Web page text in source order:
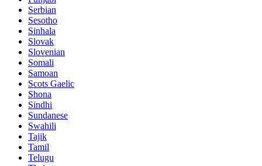
Serbian
Sesotho
Sinhala
Slovak
Slovenian
Somali
Samoan
Scots Gaelic
Shona
Sindhi
Sundanese
Swahili
Tajik
Tamil
Telugu